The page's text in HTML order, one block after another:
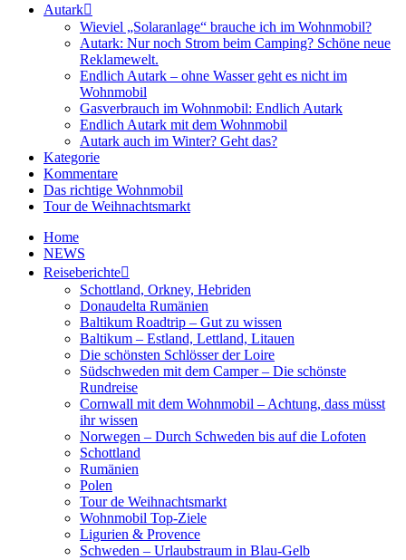
Autark
Wieviel „Solaranlage“ brauche ich im Wohnmobil?
Autark: Nur noch Strom beim Camping? Schöne neue
Reklamewelt.
Endlich Autark – ohne Wasser geht es nicht im
Wohnmobil
Gasverbrauch im Wohnmobil: Endlich Autark
Endlich Autark mit dem Wohnmobil
Autark auch im Winter? Geht das?
Kategorie
Kommentare
Das richtige Wohnmobil
Tour de Weihnachtsmarkt
Home
NEWS
Reiseberichte
Schottland, Orkney, Hebriden
Donaudelta Rumänien
Baltikum Roadtrip – Gut zu wissen
Baltikum – Estland, Lettland, Litauen
Die schönsten Schlösser der Loire
Südschweden mit dem Camper – Die schönste
Rundreise
Cornwall mit dem Wohnmobil – Achtung, dass müsst
ihr wissen
Norwegen – Durch Schweden bis auf die Lofoten
Schottland
Rumänien
Polen
Tour de Weihnachtsmarkt
Wohnmobil Top-Ziele
Ligurien & Provence
Schweden – Urlaubstraum in Blau-Gelb